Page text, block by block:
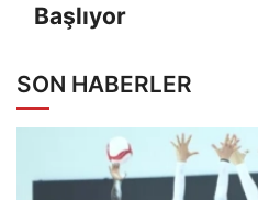
Başlıyor
SON HABERLER